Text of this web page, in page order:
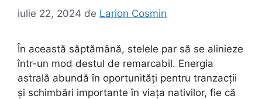
iulie 22, 2024 de Larion Cosmin
În această săptămână, stelele par să se alinieze
într-un mod destul de remarcabil. Energia
astrală abundă în oportunități pentru tranzacții
și schimbări importante în viața nativilor, fie că